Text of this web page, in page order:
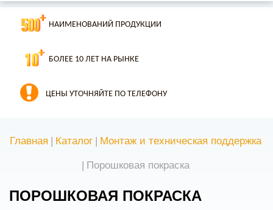
НАИМЕНОВАНИЙ ПРОДУКЦИИ
БОЛЕЕ 10 ЛЕТ НА РЫНКЕ
ЦЕНЫ УТОЧНЯЙТЕ ПО ТЕЛЕФОНУ
Главная | Каталог | Монтаж и техническая поддержка
| Порошковая покраска
ПОРОШКОВАЯ ПОКРАСКА